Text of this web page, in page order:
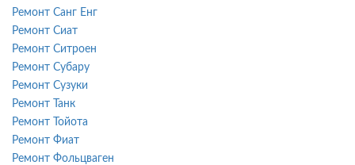
Ремонт Санг Енг
Ремонт Сиат
Ремонт Ситроен
Ремонт Субару
Ремонт Сузуки
Ремонт Танк
Ремонт Тойота
Ремонт Фиат
Ремонт Фольцваген